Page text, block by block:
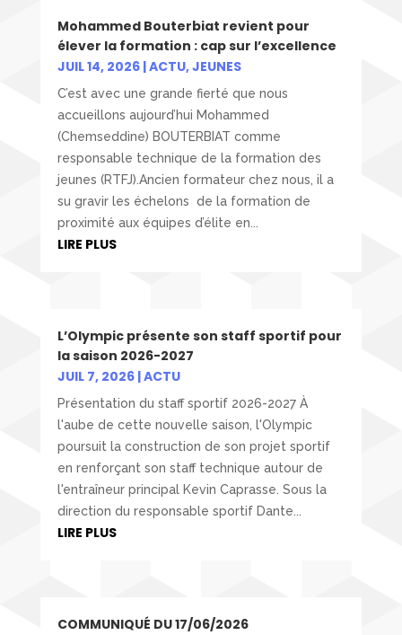
Mohammed Bouterbiat revient pour
élever la formation : cap sur l’excellence
JUIL 14, 2026|ACTU,JEUNES
C’est avec une grande fierté que nous
accueillons aujourd’hui Mohammed
(Chemseddine) BOUTERBIAT comme
responsable technique de la formation des
jeunes (RTFJ).Ancien formateur chez nous, il a
su gravir les échelons de la formation de
proximité aux équipes d’élite en...
LIRE PLUS
L’Olympic présente son staff sportif pour
la saison 2026-2027
JUIL 7, 2026|ACTU
Présentation du staff sportif 2026-2027 À
l'aube de cette nouvelle saison, l'Olympic
poursuit la construction de son projet sportif
en renforçant son staff technique autour de
l'entraîneur principal Kevin Caprasse. Sous la
direction du responsable sportif Dante...
LIRE PLUS
COMMUNIQUÉ DU 17/06/2026